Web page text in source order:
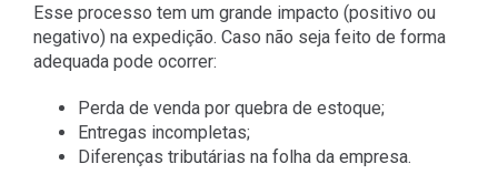
Esse processo tem um grande impacto (positivo ou
negativo) na expedição. Caso não seja feito de forma
adequada pode ocorrer:
Perda de venda por quebra de estoque;
Entregas incompletas;
Diferenças tributárias na folha da empresa.